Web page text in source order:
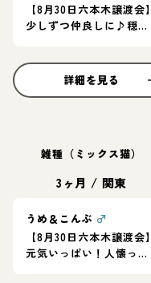
【8月30日六本木譲渡会】
少しずつ仲良しに♪穏や
詳細を見る
雑種（ミックス猫）
3ヶ月 / 関東
うめ＆こんぶ ♂
【8月30日六本木譲渡会】
元気いっぱい！人懐っこ